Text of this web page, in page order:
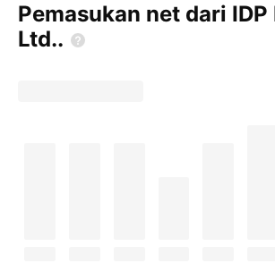
Pemasukan net dari
Ltd..